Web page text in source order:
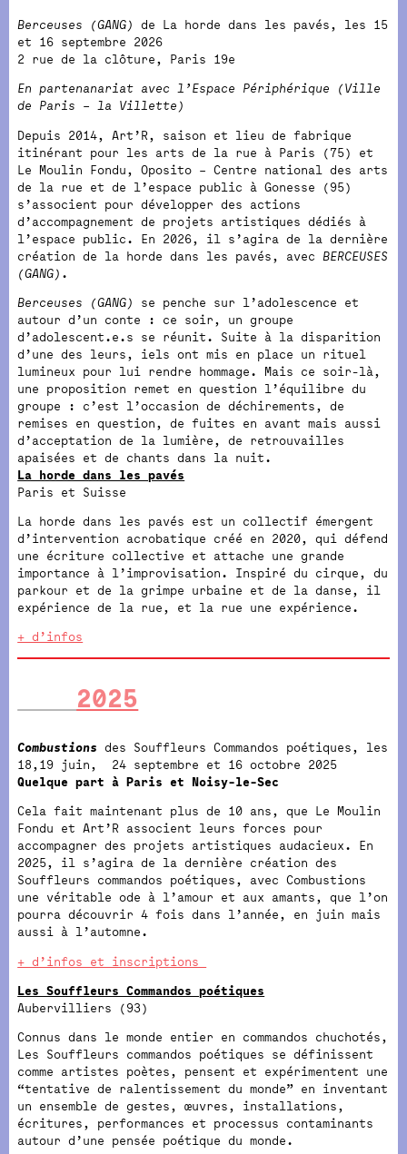
Berceuses (GANG)
de La horde dans les pavés, les 15
et 16 septembre 2026
2 rue de la clôture, Paris 19e
En partenanariat avec l’Espace Périphérique (Ville
de Paris – la Villette)
Depuis 2014, Art’R, saison et lieu de fabrique
itinérant pour les arts de la rue à Paris (75) et
Le Moulin Fondu, Oposito – Centre national des arts
de la rue et de l’espace public à Gonesse (95)
s’associent pour développer des actions
d’accompagnement de projets artistiques dédiés à
l’espace public. En 2026, il s’agira de la dernière
création de la horde dans les pavés, avec BERCEUSES
(GANG) .
Berceuses (GANG)
se penche sur l’adolescence et
autour d’un conte : ce soir, un groupe
d’adolescent.e.s se réunit. Suite à la disparition
d’une des leurs, iels ont mis en place un rituel
lumineux pour lui rendre hommage. Mais ce soir-là,
une proposition remet en question l’équilibre du
groupe : c’est l’occasion de déchirements, de
remises en question, de fuites en avant mais aussi
d’acceptation de la lumière, de retrouvailles
apaisées et de chants dans la nuit.
La horde dans les pavés
Paris et Suisse
La horde dans les pavés est un collectif émergent
d’intervention acrobatique créé en 2020, qui défend
une écriture collective et attache une grande
importance à l’improvisation. Inspiré du cirque, du
parkour et de la grimpe urbaine et de la danse, il
expérience de la rue, et la rue une expérience.
+ d’infos
2025
Combustions des Souffleurs Commandos poétiques, les
18,19 juin, 24 septembre et 16 octobre 2025
Quelque part à Paris et Noisy-le-Sec
Cela fait maintenant plus de 10 ans, que Le Moulin
Fondu et Art’R associent leurs forces pour
accompagner des projets artistiques audacieux. En
2025, il s’agira de la dernière création des
Souffleurs commandos poétiques, avec Combustions
une véritable ode à l’amour et aux amants, que l’on
pourra découvrir 4 fois dans l’année, en juin mais
aussi à l’automne.
+ d’infos et inscriptions
Les Souffleurs Commandos poétiques
Aubervilliers (93)
Connus dans le monde entier en commandos chuchotés,
Les Souffleurs commandos poétiques se définissent
comme artistes poètes, pensent et expérimentent une
“tentative de ralentissement du monde” en inventant
un ensemble de gestes, œuvres, installations,
écritures, performances et processus contaminants
autour d’une pensée poétique du monde.